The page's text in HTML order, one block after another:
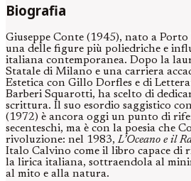
Biografia
Giuseppe Conte (1945), nato a
una delle figure più poliedriche e
italiana contemporanea. Dopo la
Statale di Milano e una carriera
Estetica con Gillo Dorfles e di
Barberi Squarotti, ha scelto di
scrittura. Il suo esordio saggistico
(1972) è ancora oggi un punto di
secenteschi, ma è con la poesia che
rivoluzione: nel 1983, L’Oceano e il
Italo Calvino come il libro capace di
la lirica italiana, sottraendola al
al mito e alla natura.